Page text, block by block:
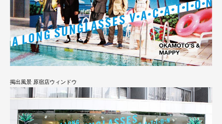
掲出風景 原宿店ウィンドウ